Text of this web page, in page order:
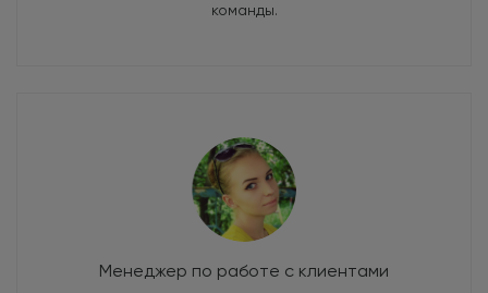
команды.
Менеджер по работе с клиентами